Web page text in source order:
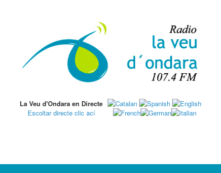
La Veu d'Ondara en Directe
Escoltar directe clic ací